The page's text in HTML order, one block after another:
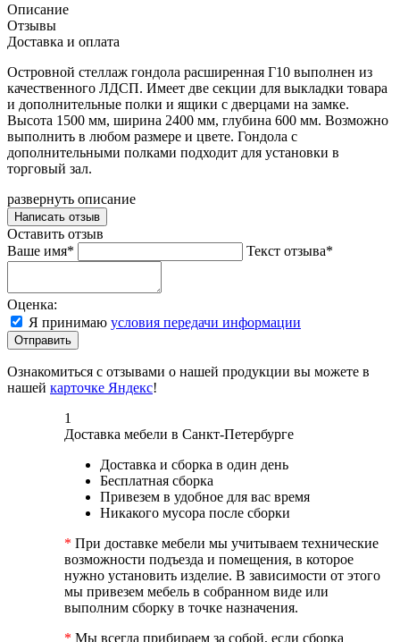
Описание
Отзывы
Доставка и оплата
Островной стеллаж гондола расширенная Г10 выполнен из
качественного ЛДСП. Имеет две секции для выкладки товара
и дополнительные полки и ящики с дверцами на замке.
Высота 1500 мм, ширина 2400 мм, глубина 600 мм. Возможно
выполнить в любом размере и цвете. Гондола с
дополнительными полками подходит для установки в
торговый зал.
развернуть описание
Написать отзыв
Оставить отзыв
Ваше имя*
Текст отзыва*
Оценка:
Я принимаю условия передачи информации
Отправить
Ознакомиться с отзывами о нашей продукции вы можете в
нашей карточке Яндекс!
1
Доставка мебели в Санкт-Петербурге
Доставка и сборка в один день
Бесплатная сборка
Привезем в удобное для вас время
Никакого мусора после сборки
* При доставке мебели мы учитываем технические
возможности подъезда и помещения, в которое
нужно установить изделие. В зависимости от этого
мы привезем мебель в собранном виде или
выполним сборку в точке назначения.
* Мы всегда прибираем за собой, если сборка